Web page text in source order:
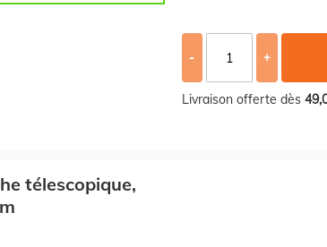
- +
Livraison offerte dès
télescopique,